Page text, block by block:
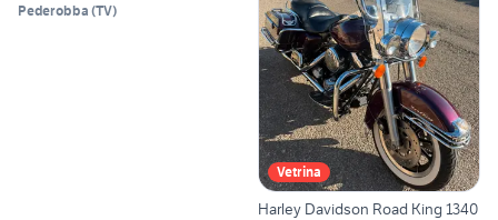
Pederobba (TV)
Vetrina
Harley Davidson Road King 1340